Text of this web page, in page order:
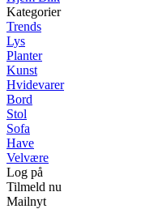
Kategorier
Trends
Lys
Planter
Kunst
Hvidevarer
Bord
Stol
Sofa
Have
Velvære
Log på
Tilmeld nu
Mailnyt